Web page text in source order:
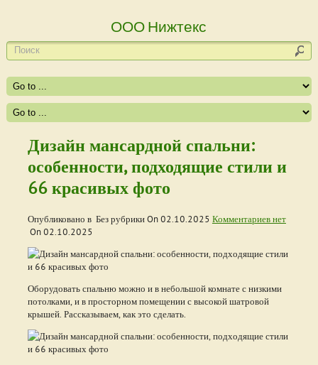
ООО Нижтекс
Дизайн мансардной спальни:
особенности, подходящие стили и
66 красивых фото
Опубликовано в Без рубрики On02.10.2025 Комментариев нет
On02.10.2025
Оборудовать спальню можно и в небольшой комнате с низкими
потолками, и в просторном помещении с высокой шатровой
крышей. Рассказываем, как это сделать.